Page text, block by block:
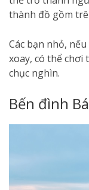
thành đồ gồm
Các bạn nhỏ,
xoay, có thể
chục nghìn.
Bến đình